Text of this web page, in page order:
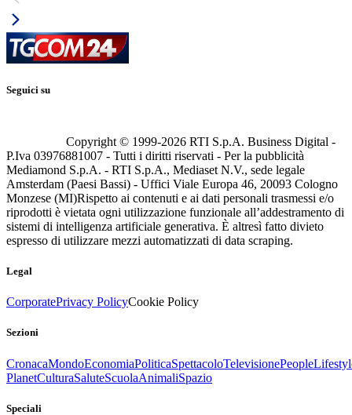
Seguici su
Copyright © 1999-2026 RTI S.p.A. Business Digital -
P.Iva 03976881007 - Tutti i diritti riservati - Per la pubblicità
Mediamond S.p.A. - RTI S.p.A., Mediaset N.V., sede legale
Amsterdam (Paesi Bassi) - Uffici Viale Europa 46, 20093 Cologno
Monzese (MI)Rispetto ai contenuti e ai dati personali trasmessi e/o
riprodotti è vietata ogni utilizzazione funzionale all’addestramento di
sistemi di intelligenza artificiale generativa. È altresì fatto divieto
espresso di utilizzare mezzi automatizzati di data scraping.
Legal
CorporatePrivacy PolicyCookie Policy
Sezioni
CronacaMondoEconomiaPoliticaSpettacoloTelevisionePeople
PlanetCulturaSaluteScuolaAnimaliSpazio
Speciali